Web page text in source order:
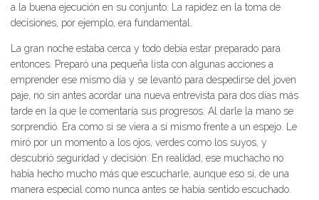
a la buena ejecución en su conjunto. La rapidez en la toma de
decisiones, por ejemplo, era fundamental.
La gran noche estaba cerca y todo debía estar preparado para
entonces. Preparó una pequeña lista con algunas acciones a
emprender ese mismo día y se levantó para despedirse del joven
paje, no sin antes acordar una nueva entrevista para dos días más
tarde en la que le comentaría sus progresos. Al darle la mano se
sorprendió. Era como si se viera a sí mismo frente a un espejo. Le
miró por un momento a los ojos, verdes como los suyos, y
descubrió seguridad y decisión. En realidad, ese muchacho no
había hecho mucho más que escucharle, aunque eso sí, de una
manera especial como nunca antes se había sentido escuchado.